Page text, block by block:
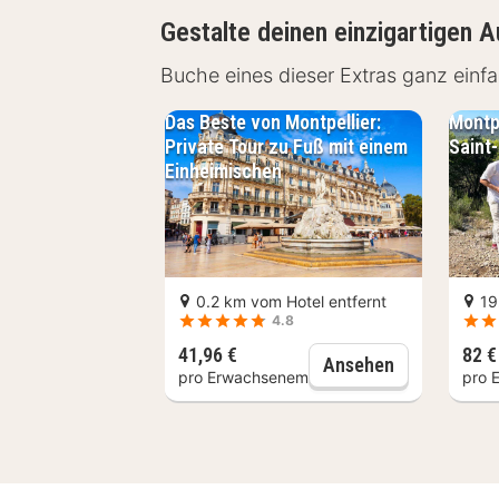
Einrichtungen
Die Zimmer im Aparthotel Adagio
erholsamen Aufenthalt. Jedes
zuzubereiten. Die Badezimmer
den weiteren Einrichtungen
Moderne Zimmer mit
Hochwertige
Fitnessbereich
Konferenzräume
Parkplatz verfügbar
Restaurant Aparthotel
Gestalte deinen einzigartigen
Buche eines dieser Extras ganz
Das Beste von Montpellier:
Private Tour zu Fuß mit einem
Einheimischen
0.2 km vom Hotel entfernt
4.8
41,96 €
pro Erwachsenem
Ansehen Das Beste
82 €
pro